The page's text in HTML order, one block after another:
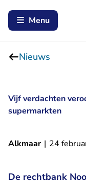
Menu
Nieuws
Vijf verdachten
supermarkten
Alkmaar | 24
De rechtbank